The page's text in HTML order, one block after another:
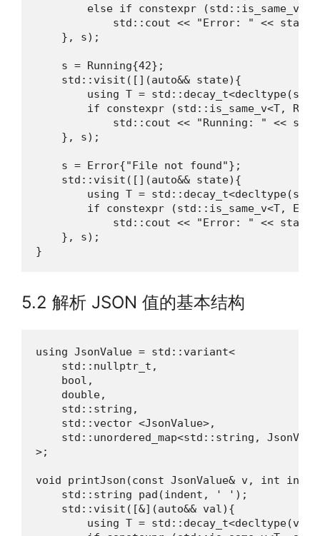
else if constexpr
std::cout << "Error: " <<
    }, s);
    s = Running{42};
    std::visit([](auto&& state){
using T =
if constexpr (std::is_same_v<T,
std::cout << "Running: " <<
    }, s);
    s = Error{"File not found"};
    std::visit([](auto&& state){
using T =
if constexpr (std::is_same_v<T,
std::cout << "Error: " <<
    }, s);
}
5.2 解析 JSON 值的基本结构
using JsonValue = std::variant<
    std::nullptr_t,
    bool,
    double,
    std::string,
    std::vector <JsonValue>,
std::unordered_map<std::string,
>;
void printJson(const JsonValue& v, int
    std::string pad(indent, ' ');
    std::visit([&](auto&& val){
using T =